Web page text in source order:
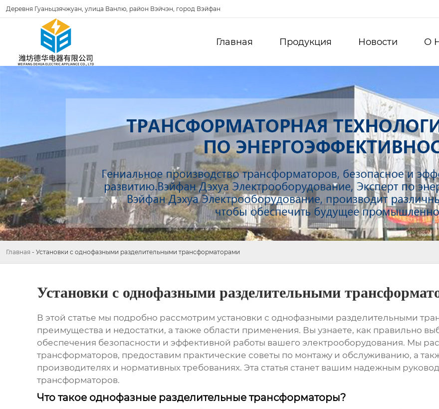
Деревня Гуаньцзячжуан, улица Ванлю, район Вэйчэн, город Вэйфан
Главная Продукция Новости О
Главная - Установки с однофазными разделительными трансформаторами
Установки с однофазными разделительными
В этой статье мы подробно рассмотрим установки с однофазными разделительными
преимущества и недостатки, а также области применения. Вы узнаете, как правильно
обеспечения безопасности и эффективной работы вашего электрооборудования. Мы
трансформаторов, предоставим практические советы по монтажу и обслуживанию, а
производителях и нормативных требованиях. Эта статья станет вашим надежным
трансформаторов.
Что такое однофазные разделительные трансформаторы?